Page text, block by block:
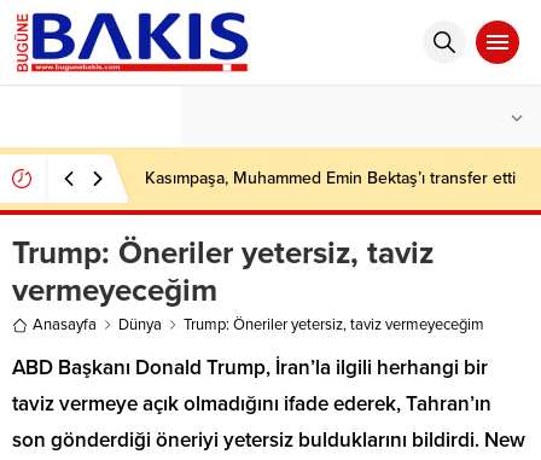
Kasımpaşa, Muhammed Emin Bektaş’ı transfer etti
Trump: Öneriler yetersiz, taviz
vermeyeceğim
Anasayfa Dünya Trump: Öneriler yetersiz, taviz vermeyeceğim
ABD Başkanı Donald Trump, İran’la ilgili herhangi bir
taviz vermeye açık olmadığını ifade ederek, Tahran’ın
son gönderdiği öneriyi yetersiz bulduklarını bildirdi. New